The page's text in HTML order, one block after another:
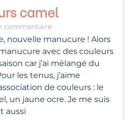
camel
commentaire
nouvelle manucure ! Alors
avec des couleurs
car j’ai mélangé du
les tenus, j’aime
de couleurs : le
un jaune ocre. Je me suis
aussi